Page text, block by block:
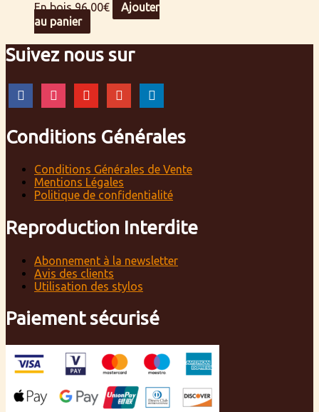
En bois96,00€
Ajouter
au panier
Suivez nous sur
facebookinstagramyoutube google linkedin
Conditions Générales
Conditions Générales de Vente
Mentions Légales
Politique de confidentialité
Reproduction Interdite
Abonnement à la newsletter
Avis des clients
Utilisation des stylos
Paiement sécurisé